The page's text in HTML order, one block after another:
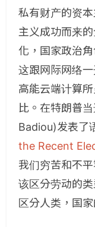
私有财产的资
主义成功而来
化，国家政治
这跟网际网络
高能云端计算
比。在特朗普
Badiou)发表了
the Recent
我们穷苦和不
该区分劳动的
区分人类，国